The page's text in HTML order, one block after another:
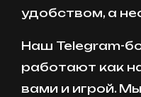
удобством, а
Наш Telegram-
работают как
вами и игрой.